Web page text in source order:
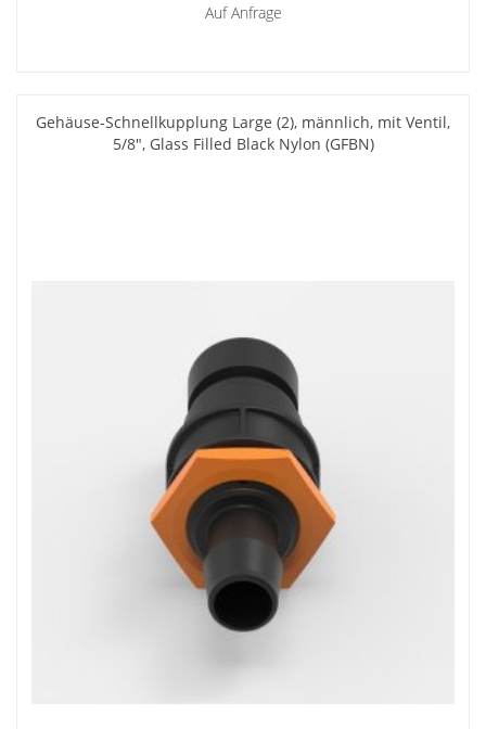
Auf Anfrage
Gehäuse-Schnellkupplung Large (2), männlich, mit Ventil,
5/8", Glass Filled Black Nylon (GFBN)